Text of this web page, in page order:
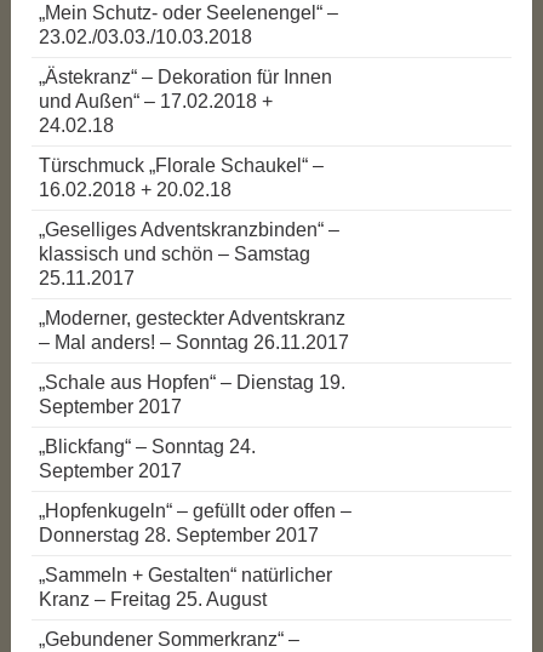
„Mein Schutz- oder Seelenengel“ –
23.02./03.03./10.03.2018
„Ästekranz“ – Dekoration für Innen
und Außen“ – 17.02.2018 +
24.02.18
Türschmuck „Florale Schaukel“ –
16.02.2018 + 20.02.18
„Geselliges Adventskranzbinden“ –
klassisch und schön – Samstag
25.11.2017
„Moderner, gesteckter Adventskranz
– Mal anders! – Sonntag 26.11.2017
„Schale aus Hopfen“ – Dienstag 19.
September 2017
„Blickfang“ – Sonntag 24.
September 2017
„Hopfenkugeln“ – gefüllt oder offen –
Donnerstag 28. September 2017
„Sammeln + Gestalten“ natürlicher
Kranz – Freitag 25. August
„Gebundener Sommerkranz“ –